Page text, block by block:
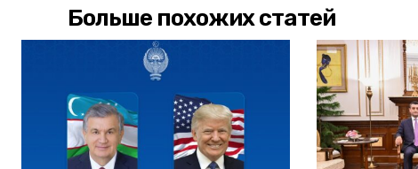
Больше похожих статей